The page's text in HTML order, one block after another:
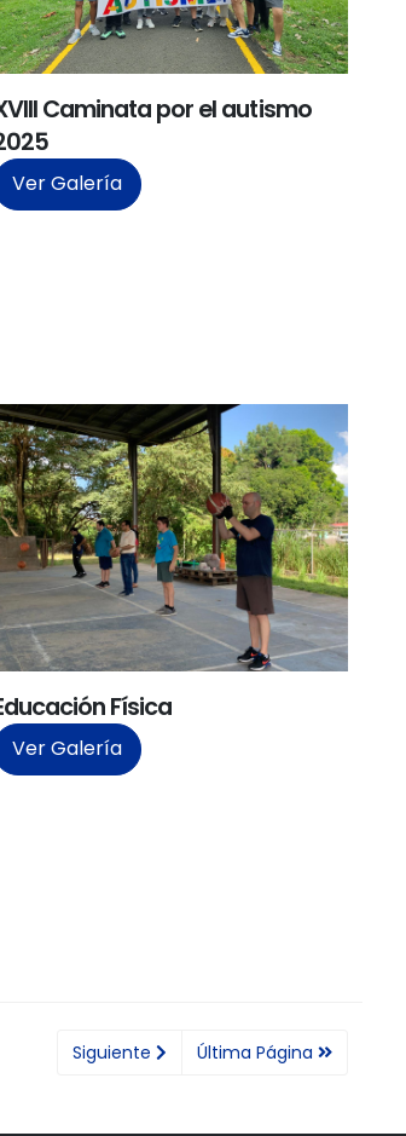
Caminata por el autismo
Ver Galería
Física
Ver Galería
Siguiente Última Página